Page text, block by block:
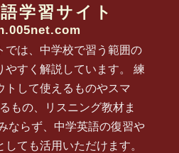
学習サイト
では、中学校で習う範囲の
やすく解説しています。 練
トして使えるものやスマ
もの、リスニング教材ま
ならず、中学英語の復習や
ても活用いただけます。